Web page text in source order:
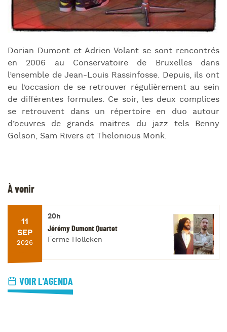
Dorian Dumont et Adrien Volant se sont rencontrés
en 2006 au Conservatoire de Bruxelles dans
l’ensemble de Jean-Louis Rassinfosse. Depuis, ils ont
eu l’occasion de se retrouver régulièrement au sein
de différentes formules. Ce soir, les deux complices
se retrouvent dans un répertoire en duo autour
d’oeuvres de grands maitres du jazz tels Benny
Golson, Sam Rivers et Thelonious Monk.
À venir
11
SEP
2026
20h
Jérémy Dumont Quartet
Ferme Holleken
VOIR L'AGENDA